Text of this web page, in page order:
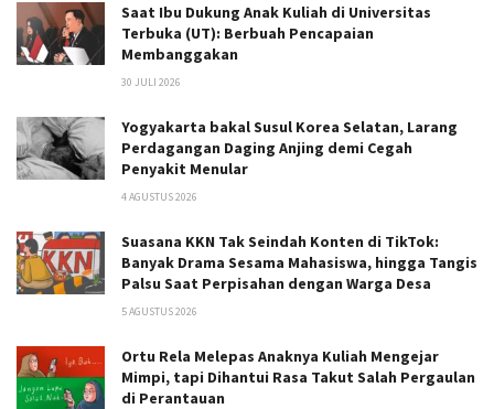
Saat Ibu Dukung Anak Kuliah di Universitas
Terbuka (UT): Berbuah Pencapaian
Membanggakan
30 JULI 2026
Yogyakarta bakal Susul Korea Selatan, Larang
Perdagangan Daging Anjing demi Cegah
Penyakit Menular
4 AGUSTUS 2026
Suasana KKN Tak Seindah Konten di TikTok:
Banyak Drama Sesama Mahasiswa, hingga Tangis
Palsu Saat Perpisahan dengan Warga Desa
5 AGUSTUS 2026
Ortu Rela Melepas Anaknya Kuliah Mengejar
Mimpi, tapi Dihantui Rasa Takut Salah Pergaulan
di Perantauan